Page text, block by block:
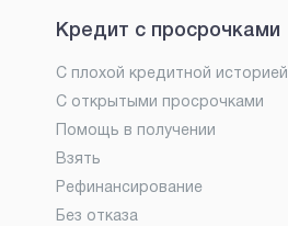
Кредит с просрочками
С плохой кредитной историей
С открытыми просрочками
Помощь в получении
Взять
Рефинансирование
Без отказа